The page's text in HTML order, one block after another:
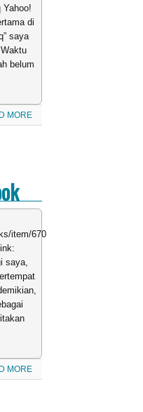
Yahoo!
di
saya
belum
MORE
item/670/Link-
saya,
MORE